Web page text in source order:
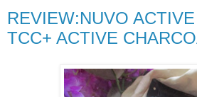
REVIEW:NUVO
TCC+ ACTIVE